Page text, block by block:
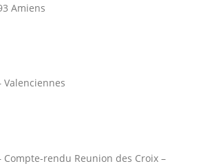
Amiens
Valenciennes
Compte-rendu Reunion des Croix –